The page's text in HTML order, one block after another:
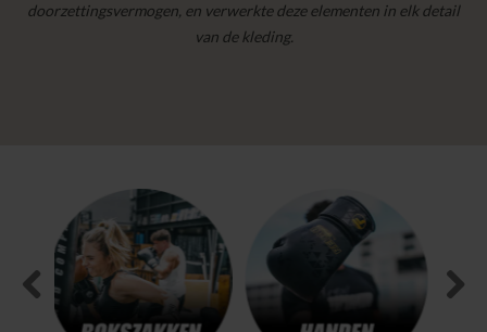
doorzettingsvermogen, en verwerkte deze elementen in elk detail
van de kleding.
Previous